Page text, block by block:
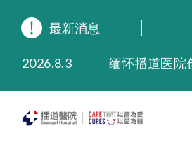
最新消息
2026.8.3
2025.9.23